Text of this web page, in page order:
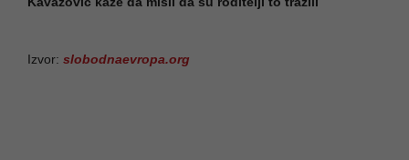
Izvor: slobodnaevropa.org